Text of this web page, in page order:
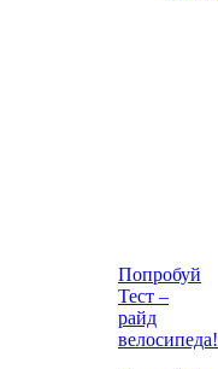
Попробуй
Тест –
райд
велосипеда!